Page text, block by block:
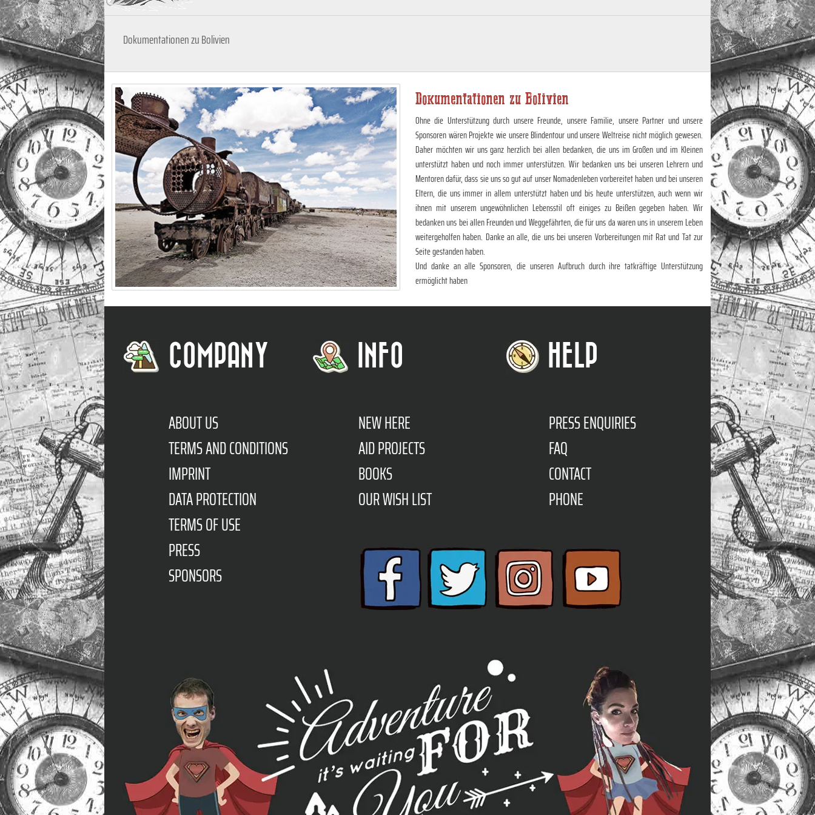
Dokumentationen zu Bolivien
Dokumentationen zu Bolivien
Ohne die Unterstützung durch unsere Freunde, unsere Familie, unsere Partner und unsere
Sponsoren wären Projekte wie unsere Blindentour und unsere Weltreise nicht möglich gewesen.
Daher möchten wir uns ganz herzlich bei allen bedanken, die uns im Großen und im Kleinen
unterstützt haben und noch immer unterstützen. Wir bedanken uns bei unseren Lehrern und
Mentoren dafür, dass sie uns so gut auf unser Nomadenleben vorbereitet haben und bei unseren
Eltern, die uns immer in allem unterstützt haben und bis heute unterstützen, auch wenn wir
ihnen mit unserem ungewöhnlichen Lebensstil oft einiges zu Beißen gegeben haben. Wir
bedanken uns bei allen Freunden und Weggefährten, die für uns da waren uns in unserem Leben
weitergeholfen haben. Danke an alle, die uns bei unseren Vorbereitungen mit Rat und Tat zur
Seite gestanden haben.
Und danke an alle Sponsoren, die unseren Aufbruch durch ihre tatkräftige Unterstützung
ermöglicht haben
COMPANY
ABOUT US
TERMS AND CONDITIONS
IMPRINT
DATA PROTECTION
TERMS OF USE
PRESS
SPONSORS
INFO
NEW HERE
AID PROJECTS
BOOKS
OUR WISH LIST
HELP
PRESS ENQUIRIES
FAQ
CONTACT
PHONE